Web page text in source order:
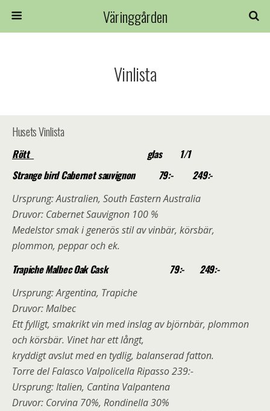
Väringgården
Vinlista
Husets Vinlista
Rött
glas 1/1
Strange bird Cabernet sauvignon
79:- 249:-
Ursprung: Australien, South Eastern Australia
Druvor: Cabernet Sauvignon 100 %
Medelstor smak i generös stil av vinbär, körsbär,
plommon, peppar och ek.
Trapiche Malbec Oak Cask 79:- 249:-
Ursprung: Argentina, Trapiche
Druvor: Malbec
Ett fylligt, smakrikt vin med inslag av björnbär, plommon
och körsbär. Vinet har ett långt,
kryddigt avslut med en tydlig, balanserad fatton.
Torre del Falasco Valpolicella Ripasso 239:-
Ursprung: Italien, Cantina Valpantena
Druvor: Corvina 70%, Rondinella 30%